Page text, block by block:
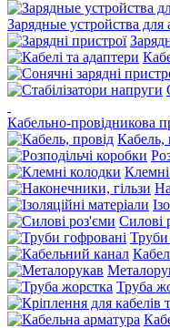
Зарядные устройства
Кабельно-провідникова
Кабель,
Силові
Труби
Труба